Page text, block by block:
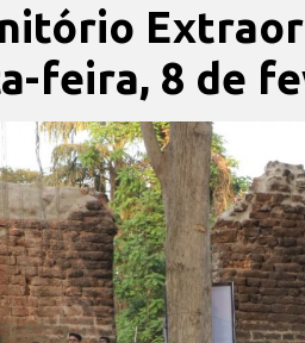
feira, 8 de